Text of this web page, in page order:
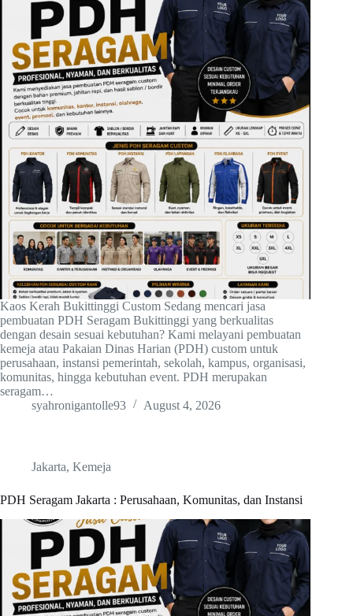
Kaos Kerah Bukittinggi Custom Sedang mencari jasa
pembuatan PDH Seragam Bukittinggi yang berkualitas
dengan desain sesuai kebutuhan? Kami melayani pembuatan
kemeja atau Pakaian Dinas Harian (PDH) custom untuk
perusahaan, instansi pemerintah, sekolah, kampus, organisasi,
komunitas, hingga kebutuhan event. PDH merupakan
seragam…
syahronigantolle93
August 4, 2026
Jakarta, Kemeja
PDH Seragam Jakarta : Perusahaan, Komunitas, dan Instansi